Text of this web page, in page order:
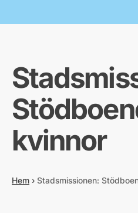
kvinnor
Hem › Stadsmissionen: